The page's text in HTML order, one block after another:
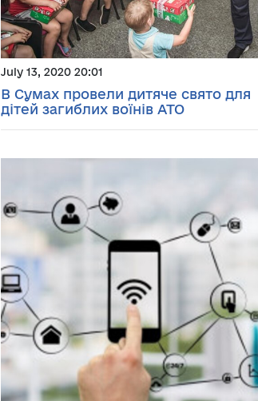
July 13, 2020 20:01
В Сумах провели дитяче свято для
дітей загиблих воїнів АТО